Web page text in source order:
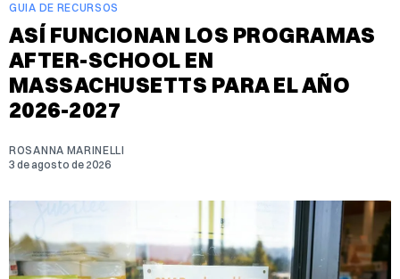
GUIA DE RECURSOS
ASÍ FUNCIONAN LOS PROGRAMAS
AFTER-SCHOOL EN
MASSACHUSETTS PARA EL AÑO
2026-2027
ROSANNA MARINELLI
3 de agosto de 2026